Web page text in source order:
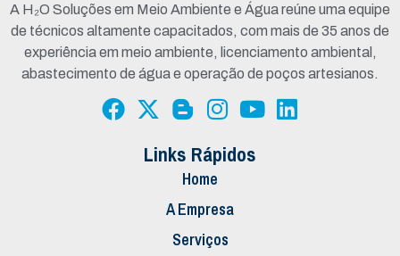
A H₂O Soluções em Meio Ambiente e Água reúne uma equipe
de técnicos altamente capacitados, com mais de 35 anos de
experiência em meio ambiente, licenciamento ambiental,
abastecimento de água e operação de poços artesianos.
Links Rápidos
Home
A Empresa
Serviços